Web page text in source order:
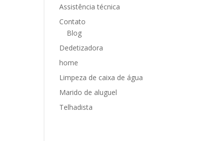
Assistência técnica
Contato
Blog
Dedetizadora
home
Limpeza de caixa de água
Marido de aluguel
Telhadista